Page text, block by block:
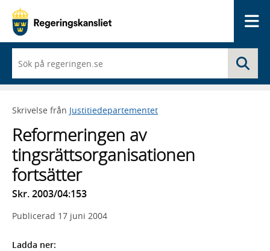
du
börjar
skriva
framträder
lista
med
sökförslag
Skrivelse från Justitiedepartementet
Reformeringen av
tingsrättsorganisationen
fortsätter
Skr. 2003/04:153
Publicerad 17 juni 2004
Ladda ner: